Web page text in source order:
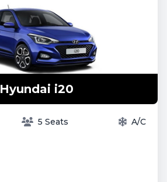
Hyundai i20
5 Seats A/C